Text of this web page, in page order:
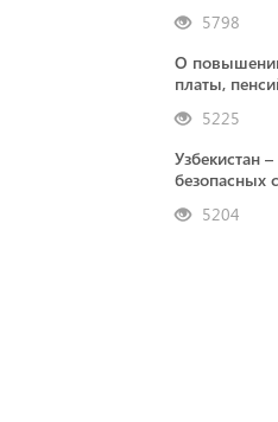
5798
О
платы,
5225
Узбекистан
безопасных
5204